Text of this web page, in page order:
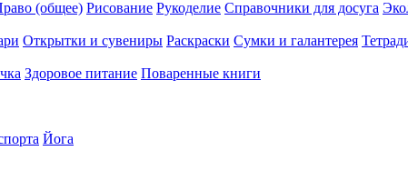
(общее) Рисование Рукоделие Справочники для досуга
Открытки и сувениры Раскраски Сумки и галантерея
Здоровое питание Поваренные книги
Йога